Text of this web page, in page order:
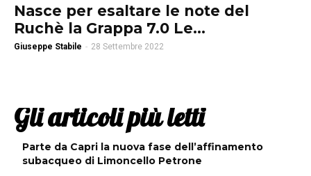
Nasce per esaltare le note del
Ruchè la Grappa 7.0 Le...
Giuseppe Stabile - 28 Settembre 2022
Gli articoli più letti
Parte da Capri la nuova fase dell’affinamento
subacqueo di Limoncello Petrone